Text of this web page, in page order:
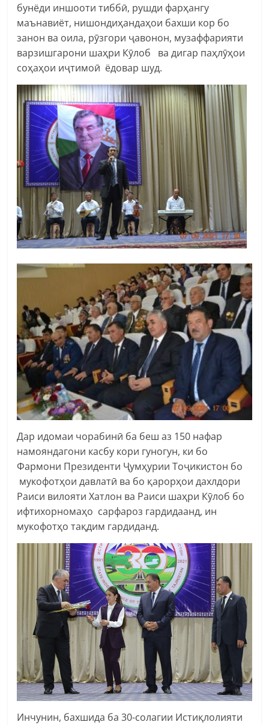
бунёди иншооти тиббӣ, рушди фарҳангу
маънавиёт, нишондиҳандаҳои бахши кор бо
занон ва оила, рӯзгори ҷавонон, музаффарияти
варзишгарони шаҳри Кӯлоб ва дигар паҳлӯҳои
соҳаҳои иҷтимоӣ ёдовар шуд.
Дар идомаи чорабинӣ ба беш аз 150 нафар
намояндагони касбу кори гуногун, ки бо
Фармони Президенти Ҷумҳурии Тоҷикистон бо
мукофотҳои давлатӣ ва бо қарорҳои дахлдори
Раиси вилояти Хатлон ва Раиси шаҳри Кӯлоб бо
ифтихорномаҳо сарфароз гардидаанд, ин
мукофотҳо тақдим гардиданд.
Инчунин, бахшида ба 30-солагии Истиқлолияти